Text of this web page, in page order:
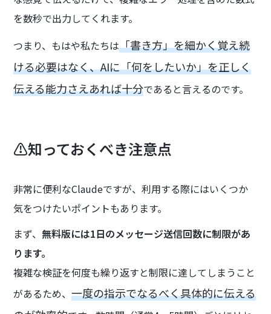
を数秒で出力してくれます。
つまり、もはや私たちは「書き方」を細かく覚え続
ける必要はなく、AIに「何をしたいか」を正しく
伝える能力さえあれば十分であると言えるのです。
⚠️知っておくべき注意点
非常に便利なClaudeですが、利用する際にはいくつか
気をつけたいポイントもあります。
まず、無料版には1日のメッセージ送信回数に制限があ
ります。
複雑な検証を何度も繰り返すと制限に達してしまうこと
があるため、一度の指示でなるべく具体的に伝える